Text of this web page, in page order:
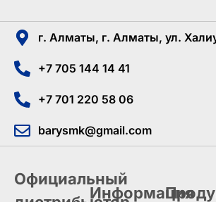
г. Алматы, г. Алматы, ул.
+7 705 144 14 41
+7 701 220 58 06
barysmk@gmail.com
Официальный
Информация